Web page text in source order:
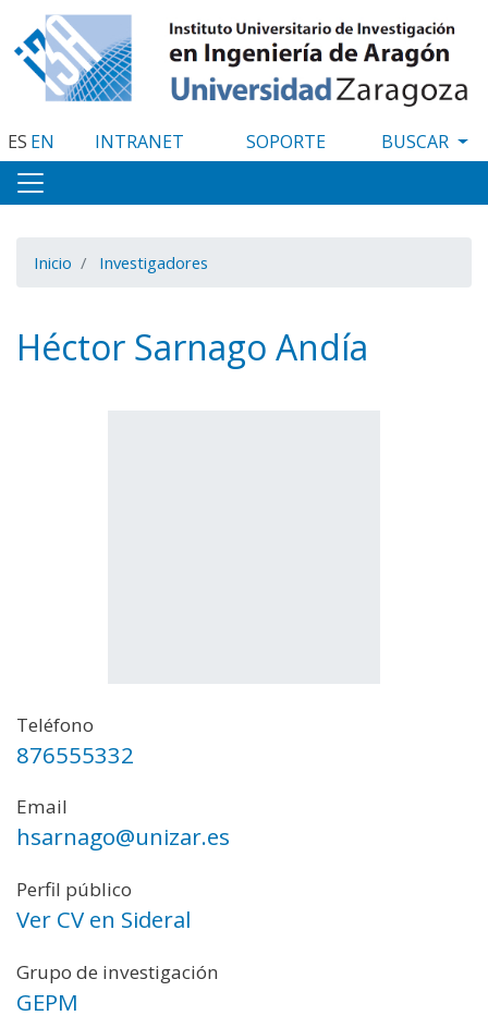
al
contenido
principal
ES EN INTRANET SOPORTE
Inicio Investigadores
Héctor Sarnago Andía
Teléfono
876555332
Email
hsarnago@unizar.es
Perfil público
Ver CV en Sideral
Grupo de investigación
GEPM